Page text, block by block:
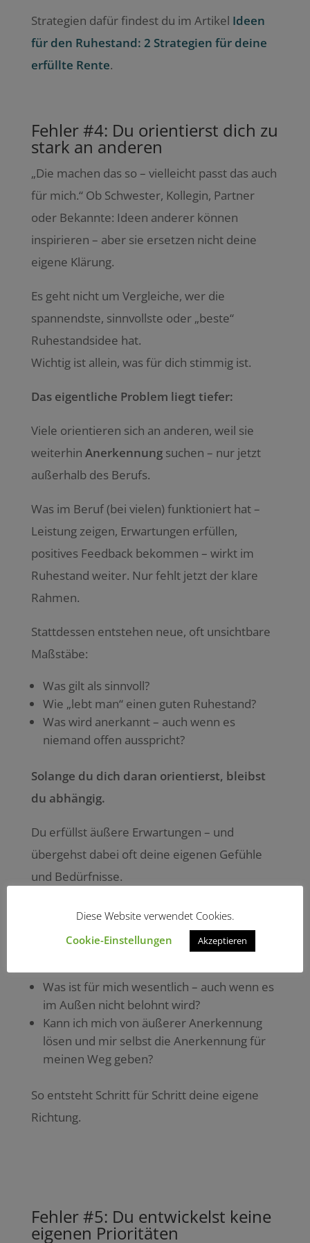
Strategien dafür findest du im Artikel Ideen
für den Ruhestand: 2 Strategien für deine
erfüllte Rente.
Fehler #4: Du orientierst dich zu
stark an anderen
„Die machen das so – vielleicht passt das auch
für mich.“ Ob Schwester, Kollegin, Partner
oder Bekannte: Ideen anderer können
inspirieren – aber sie ersetzen nicht deine
eigene Klärung.
Es geht nicht um Vergleiche, wer die
spannendste, sinnvollste oder „beste“
Ruhestandsidee hat.
Wichtig ist allein, was für dich stimmig ist.
Das eigentliche Problem liegt tiefer:
Viele orientieren sich an anderen, weil sie
weiterhin Anerkennungsuchen – nur jetzt
außerhalb des Berufs.
Was im Beruf (bei vielen) funktioniert hat –
Leistung zeigen, Erwartungen erfüllen,
positives Feedback bekommen – wirkt im
Ruhestand weiter. Nur fehlt jetzt der klare
Rahmen.
Stattdessen entstehen neue, oft unsichtbare
Maßstäbe:
Was gilt als sinnvoll?
Wie „lebt man“ einen guten Ruhestand?
Was wird anerkannt – auch wenn es
niemand offen ausspricht?
Solange du dich daran orientierst, bleibst
du abhängig.
Du erfüllst äußere Erwartungen – und
übergehst dabei oft deine eigenen Gefühle
und Bedürfnisse.
Intuition.
Was ist für mich wesentlich – auch wenn es
im Außen nicht belohnt wird?
Kann ich mich von äußerer Anerkennung
lösen und mir selbst die Anerkennung für
meinen Weg geben?
So entsteht Schritt für Schritt deine eigene
Richtung.
Fehler #5: Du entwickelst keine
eigenen Prioritäten
Diese Website verwendet Cookies.
Cookie-Einstellungen
Akzeptieren